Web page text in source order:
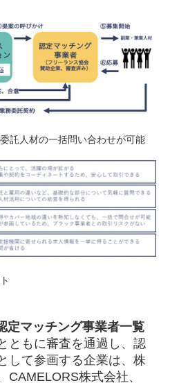
託人材の一括問い合わせが可能
定マッチング事業者一覧
ともに審査を通過し、認
して参画する企業は、株
CAMELORS株式会社、